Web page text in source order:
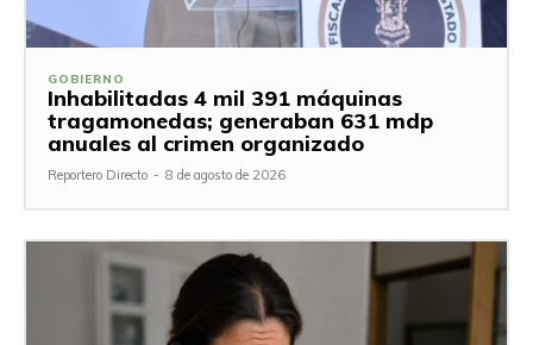
GOBIERNO
Inhabilitadas 4 mil 391 máquinas
tragamonedas; generaban 631 mdp
anuales al crimen organizado
Reportero Directo - 8 de agosto de 2026